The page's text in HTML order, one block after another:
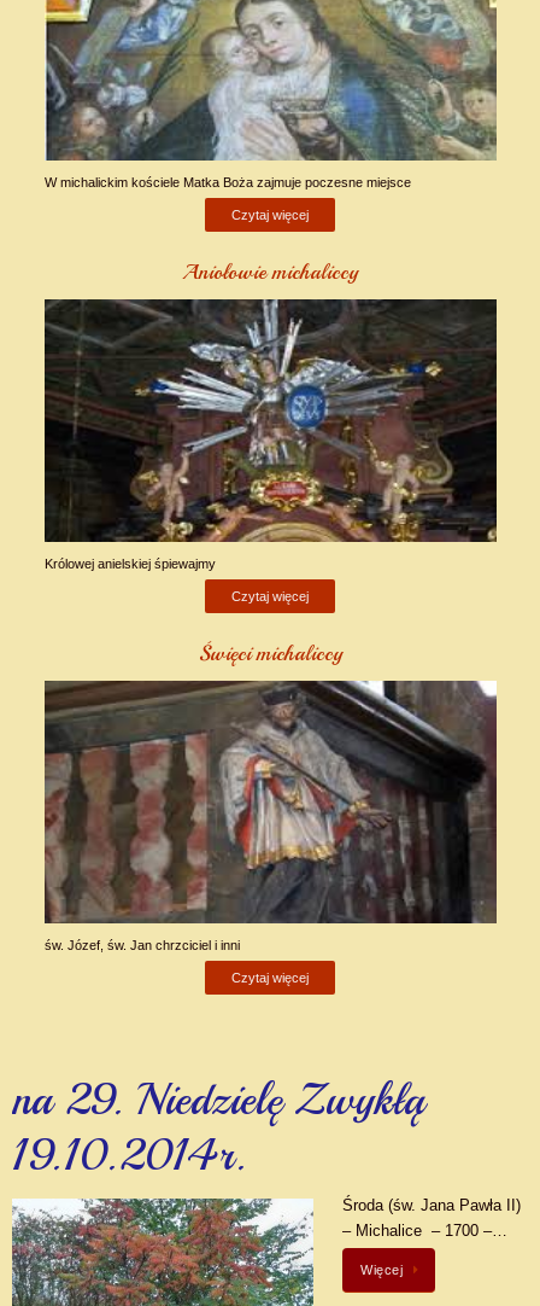
W michalickim kościele Matka Boża zajmuje poczesne miejsce
Czytaj więcej
Aniołowie michaliccy
Królowej anielskiej śpiewajmy
Czytaj więcej
Święci michaliccy
św. Józef, św. Jan chrzciciel i inni
Czytaj więcej
na 29. Niedzielę Zwykłą
19.10.2014r.
Środa (św. Jana Pawła II)
– Michalice – 1700 –…
Więcej